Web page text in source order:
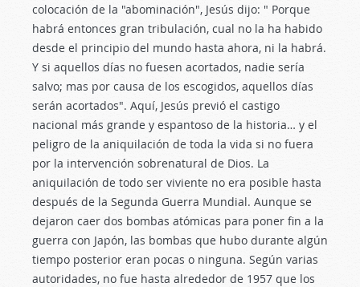
colocación de la "abominación", Jesús dijo: " Porque
habrá entonces gran tribulación, cual no la ha habido
desde el principio del mundo hasta ahora, ni la habrá.
Y si aquellos días no fuesen acortados, nadie sería
salvo; mas por causa de los escogidos, aquellos días
serán acortados". Aquí, Jesús previó el castigo
nacional más grande y espantoso de la historia… y el
peligro de la aniquilación de toda la vida si no fuera
por la intervención sobrenatural de Dios. La
aniquilación de todo ser viviente no era posible hasta
después de la Segunda Guerra Mundial. Aunque se
dejaron caer dos bombas atómicas para poner fin a la
guerra con Japón, las bombas que hubo durante algún
tiempo posterior eran pocas o ninguna. Según varias
autoridades, no fue hasta alrededor de 1957 que los